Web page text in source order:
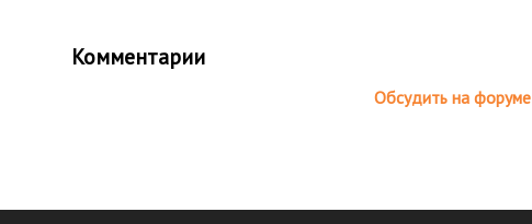
Комментарии
Обсудить на